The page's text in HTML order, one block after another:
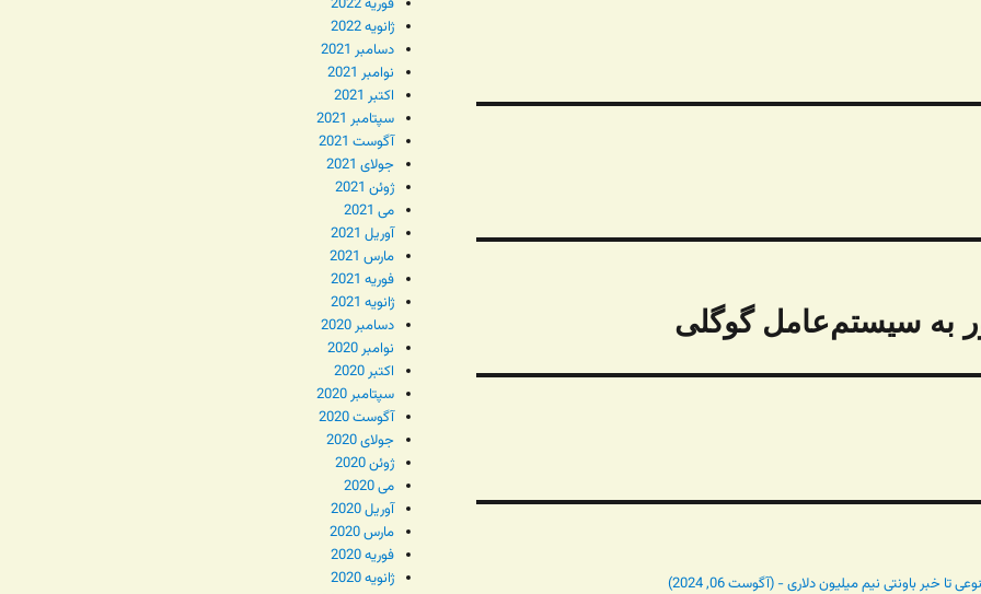
سیستم‌عامل گوگلی
فوریه 2022
ژانویه 2022
دسامبر 2021
نوامبر 2021
اکتبر 2021
سپتامبر 2021
آگوست 2021
جولای 2021
ژوئن 2021
می 2021
آوریل 2021
مارس 2021
فوریه 2021
ژانویه 2021
دسامبر 2020
نوامبر 2020
اکتبر 2020
سپتامبر 2020
آگوست 2020
جولای 2020
ژوئن 2020
می 2020
آوریل 2020
مارس 2020
فوریه 2020
ژانویه 2020